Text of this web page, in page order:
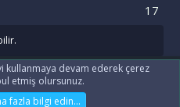
17
2010-2021 XenForo Ltd.
kullanmaya devam ederek çerez
etmiş olursunuz.
fazla bilgi edin…